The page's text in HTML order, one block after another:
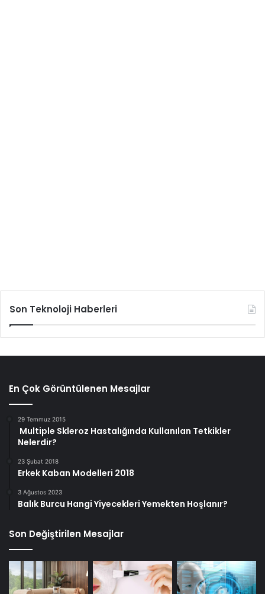
Son Teknoloji Haberleri
En Çok Görüntülenen Mesajlar
29 Temmuz 2015
Multiple Skleroz Hastalığında Kullanılan Tetkikler
Nelerdir?
23 Şubat 2018
Erkek Kaban Modelleri 2018
3 Ağustos 2023
Balık Burcu Hangi Yiyecekleri Yemekten Hoşlanır?
Son Değiştirilen Mesajlar